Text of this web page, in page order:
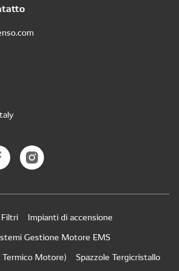
Filtri
Impianti di accensione
Gestione Motore EMS
Termico Motore)
Spazzole Tergicristallo